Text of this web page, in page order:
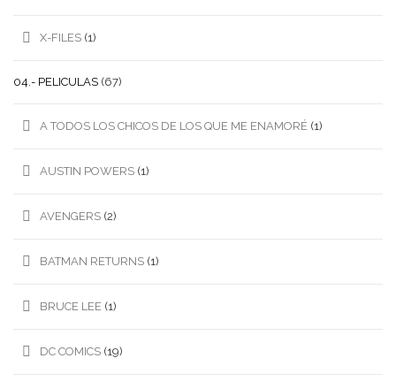
X-FILES (1)
04.- PELICULAS (67)
A TODOS LOS CHICOS DE LOS QUE ME ENAMORÉ (1)
AUSTIN POWERS (1)
AVENGERS (2)
BATMAN RETURNS (1)
BRUCE LEE (1)
DC COMICS (19)